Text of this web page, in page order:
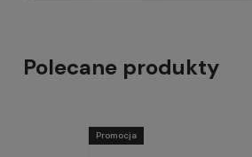
Polecane produkty
Promocja